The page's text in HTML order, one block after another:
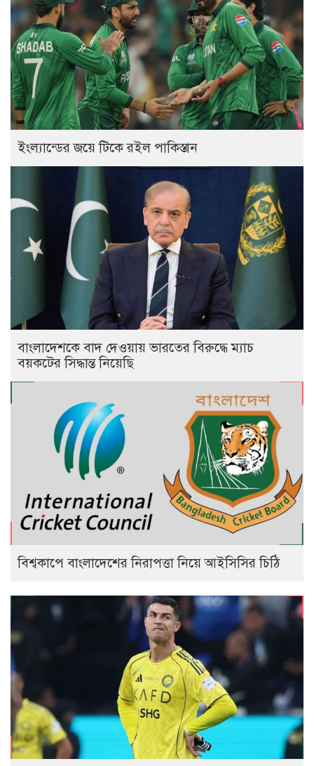
ইংল্যান্ডের জয়ে টিকে রইল পাকিস্তান
বাংলাদেশকে বাদ দেওয়ায় ভারতের বিরুদ্ধে ম্যাচ
বয়কটের সিদ্ধান্ত নিয়েছি
বিশ্বকাপে বাংলাদেশের নিরাপত্তা নিয়ে আইসিসির চিঠি